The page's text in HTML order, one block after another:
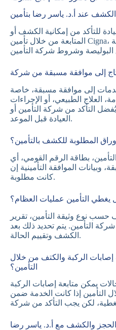
للتأكد من إمكانية الكشف أو
المتابعة من خلال تأمين Cigna، لأن تفاصيل التغطية
إلى موافقة مسبقة، خاصة
العلاج الطبيعي، أو الإجراءات
التأكد من شركة التأمين أو
العيادة قبل الموعد.
المطلوبة للكشف بالتأمين؟
بطاقة الرقم القومي، أي
وبيانات الموافقة التأمينية إن
كانت مطلوبة.
يغطي التأمين عمليات العظام؟
حسب نوع وثيقة التأمين، تقرير
التأمين. يتم تحديد ذلك بعد
الكشف وتقييم الحالة.
الركبة والكتف من خلال
التأمين؟
يمكن متابعة إصابات الركبة
التأمين إذا كانت الخدمة ضمن
الحجز والكشف مع أ.د. ياسر رضا